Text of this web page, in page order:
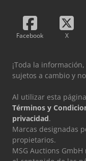
Facebook X
¡Toda la
sujetos a cambio y
Al utilizar esta
Términos y
privacidad.
Marcas designadas
propietarios.
MSG Auctions